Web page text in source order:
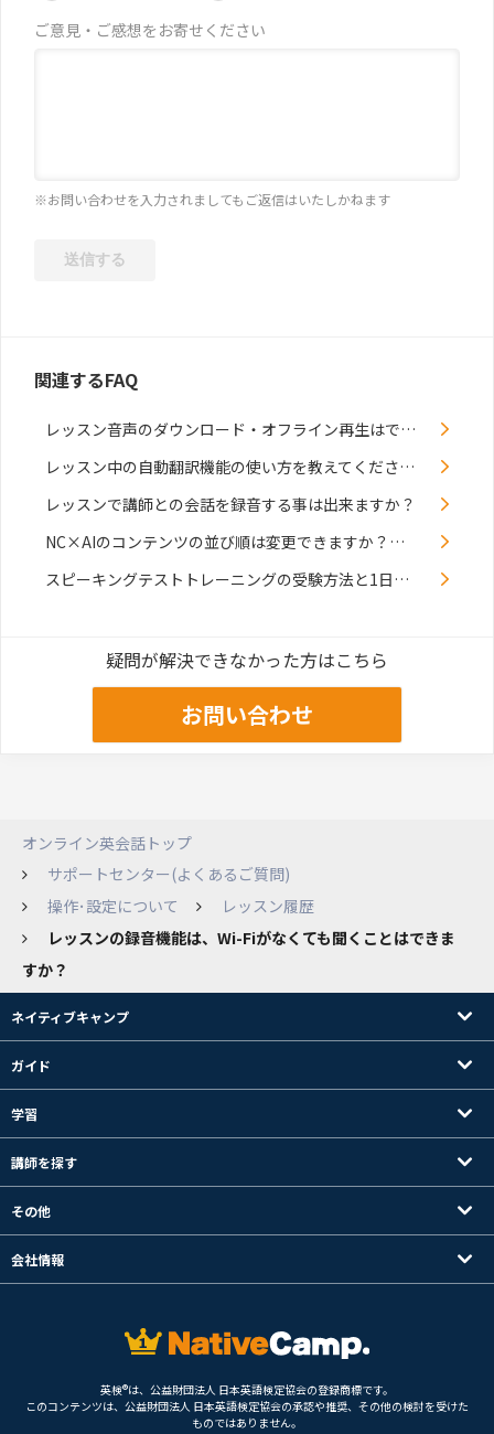
ご意見・ご感想をお寄せください
※お問い合わせを入力されましてもご返信はいたしかねます
関連するFAQ
レッスン音声のダウンロード・オフライン再生はできますか？
レッスン中の自動翻訳機能の使い方を教えてください。
レッスンで講師との会話を録音する事は出来ますか？
NC×AIのコンテンツの並び順は変更できますか？／各ボタンにはどのコンテンツがありますか？
スピーキングテストトレーニングの受験方法と1日の回数制限はありますか？
疑問が解決できなかった方はこちら
お問い合わせ
オンライン英会話トップ
サポートセンター(よくあるご質問)
操作･設定について
レッスン履歴
レッスンの録音機能は、Wi-Fiがなくても聞くことはできま
すか？
ネイティブキャンプ
ガイド
学習
講師を探す
その他
会社情報
英検®は、公益財団法人 日本英語検定協会の登録商標です。
このコンテンツは、公益財団法人 日本英語検定協会の承認や推奨、その他の検討を受けた
ものではありません。